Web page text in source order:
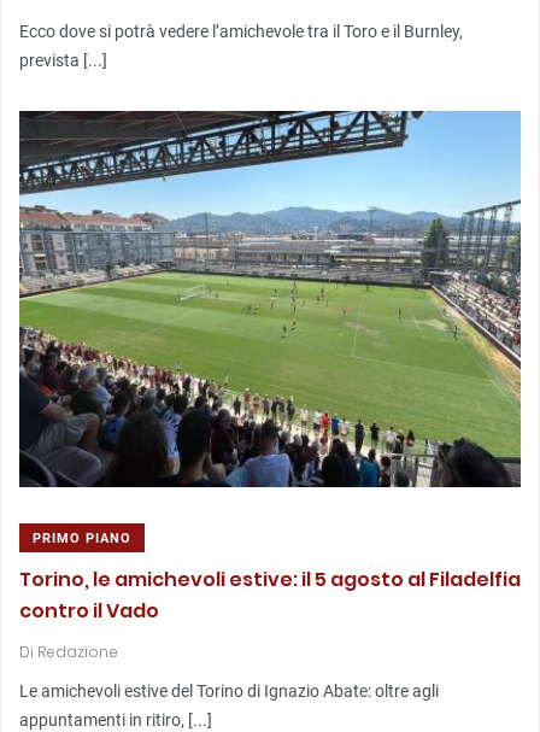
Ecco dove si potrà vedere l’amichevole tra il Toro e il Burnley,
prevista [...]
PRIMO PIANO
Torino, le amichevoli estive: il 5 agosto al Filadelfia
contro il Vado
Di Redazione
Le amichevoli estive del Torino di Ignazio Abate: oltre agli
appuntamenti in ritiro, [...]